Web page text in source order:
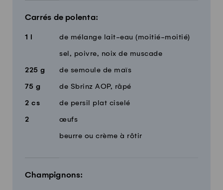
Carrés de polenta:
1 l de mélange lait-eau (moitié-moitié)
sel, poivre, noix de muscade
225 g de semoule de maïs
75 g de Sbrinz AOP, râpé
2 cs de persil plat ciselé
2 œufs
beurre ou crème à rôtir
Champignons: